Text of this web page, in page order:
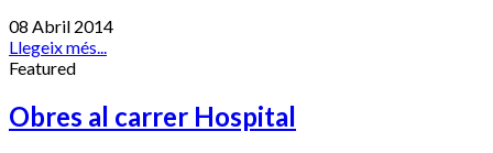
08 Abril 2014
Llegeix més...
Featured
Obres al carrer Hospital